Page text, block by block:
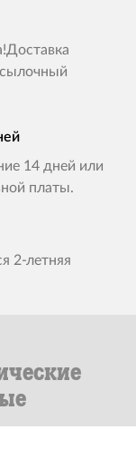
14 дней или
платы.
2-летняя